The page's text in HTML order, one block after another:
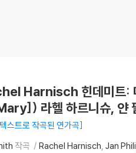
Harnisch 힌데미트
라헬 하르니슈, 얀
스트로 작곡된 연가곡
작곡 Rachel Harnisch Jan